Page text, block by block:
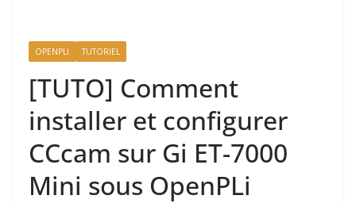
OPENPLI TUTORIEL
[TUTO] Comment
installer et configurer
CCcam sur Gi ET-7000
Mini sous OpenPLi